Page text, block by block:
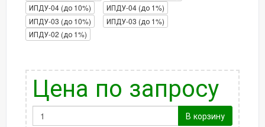
ИПДУ-04 (до 10%)
ИПДУ-04 (до 1%)
ИПДУ-03 (до 10%)
ИПДУ-03 (до 1%)
ИПДУ-02 (до 1%)
Цена по запросу
В корзину